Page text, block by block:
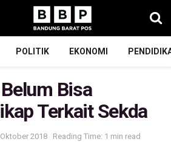
POLITIK EKONOMI
Bisa
Terkait Sekda
2018 Reading Time: 1 min read